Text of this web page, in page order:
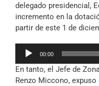
delegado presidencial,
incremento en la
partir de este 1 de
Reproductor
audio
00:00
En tanto, el Jefe de
Renzo Miccono,